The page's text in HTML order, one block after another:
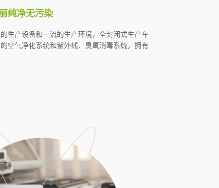
纯净无污染
生产设备和一流的生产环境，全封闭式生产车
空气净化系统和紫外线、臭氧消毒系统，拥有